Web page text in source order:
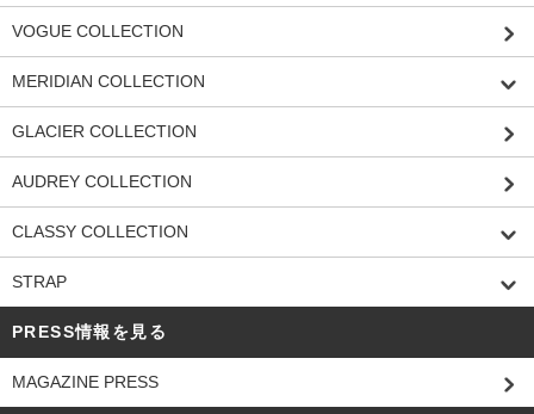
VOGUE COLLECTION
MERIDIAN COLLECTION
GLACIER COLLECTION
AUDREY COLLECTION
CLASSY COLLECTION
STRAP
PRESS情報を見る
MAGAZINE PRESS